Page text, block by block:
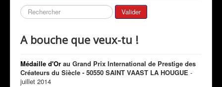
Galeries
Expositions
Revue de Presse
Peintres & Amis
Rechercher Valider
A bouche que veux-tu !
Médaille d'Or au Grand Prix International de Prestige des
Créateurs du Siècle - 50550 SAINT VAAST LA HOUGUE -
juillet 2014